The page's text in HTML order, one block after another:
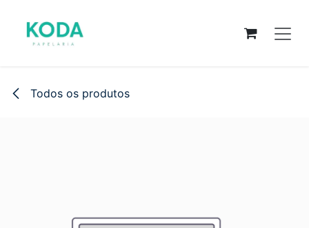
Todos os produtos